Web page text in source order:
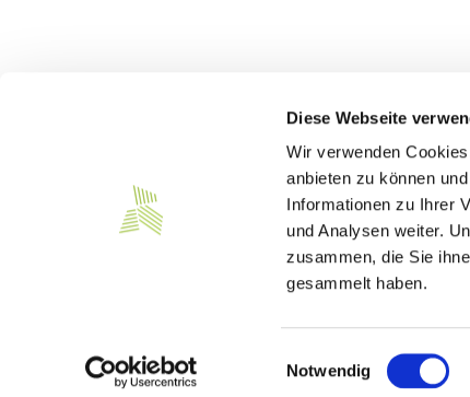
Diese Webseite
Wir verwenden
anbieten zu können
Informationen zu Ihrer
und Analysen weiter.
zusammen, die Sie
gesammelt haben.
Einwilligungsauswahl
Notwendig
Südwesttextil e. V.
Türlenstraße 6
info@suedwesttextil.de